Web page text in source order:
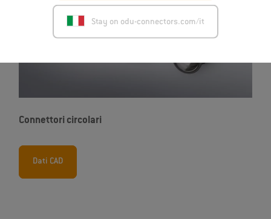
Stay on odu-connectors.com/it
Connettori circolari
Dati CAD